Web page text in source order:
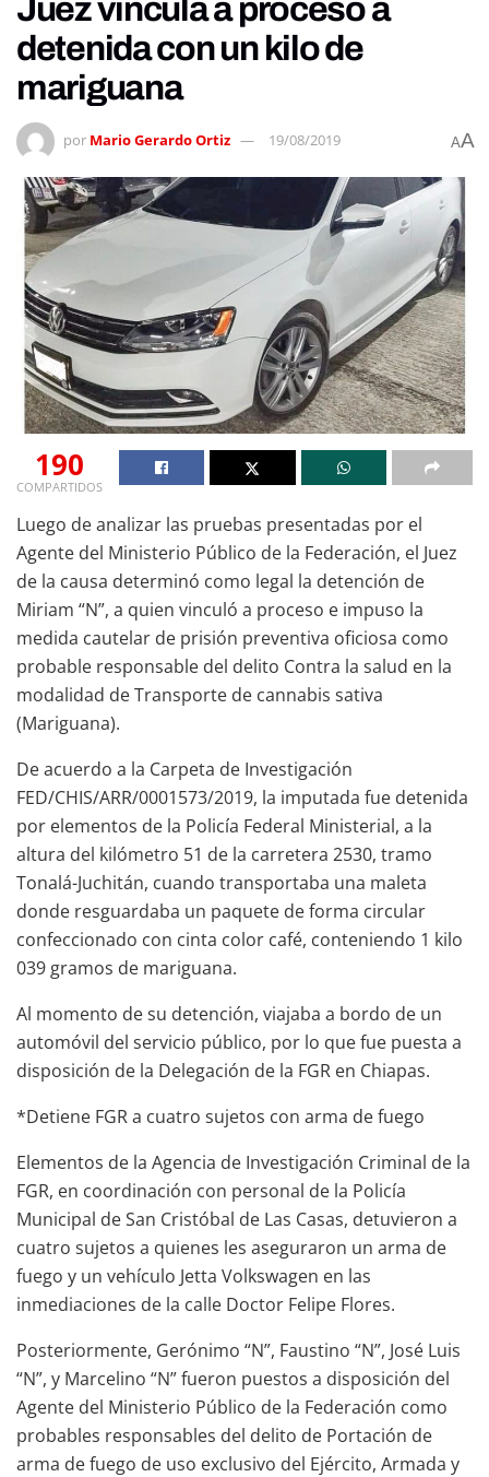
Juez vincula a proceso a
detenida con un kilo de
mariguana
por Mario Gerardo Ortiz 19/08/2019 AA
190
COMPARTIDOS
Luego de analizar las pruebas presentadas por el
Agente del Ministerio Público de la Federación, el Juez
de la causa determinó como legal la detención de
Miriam “N”, a quien vinculó a proceso e impuso la
medida cautelar de prisión preventiva oficiosa como
probable responsable del delito Contra la salud en la
modalidad de Transporte de cannabis sativa
(Mariguana).
De acuerdo a la Carpeta de Investigación
FED/CHIS/ARR/0001573/2019, la imputada fue detenida
por elementos de la Policía Federal Ministerial, a la
altura del kilómetro 51 de la carretera 2530, tramo
Tonalá-Juchitán, cuando transportaba una maleta
donde resguardaba un paquete de forma circular
confeccionado con cinta color café, conteniendo 1 kilo
039 gramos de mariguana.
Al momento de su detención, viajaba a bordo de un
automóvil del servicio público, por lo que fue puesta a
disposición de la Delegación de la FGR en Chiapas.
*Detiene FGR a cuatro sujetos con arma de fuego
Elementos de la Agencia de Investigación Criminal de la
FGR, en coordinación con personal de la Policía
Municipal de San Cristóbal de Las Casas, detuvieron a
cuatro sujetos a quienes les aseguraron un arma de
fuego y un vehículo Jetta Volkswagen en las
inmediaciones de la calle Doctor Felipe Flores.
Posteriormente, Gerónimo “N”, Faustino “N”, José Luis
“N”, y Marcelino “N” fueron puestos a disposición del
Agente del Ministerio Público de la Federación como
probables responsables del delito de Portación de
arma de fuego de uso exclusivo del Ejército, Armada y